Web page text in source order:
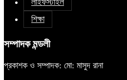
শিক্ষা
সম্পাদক মন্ডলী
প্রকাশক ও সম্পাদক: মো: মাসুদ রানা